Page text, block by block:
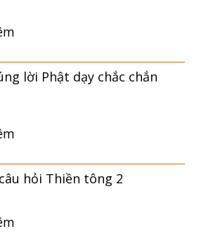
hỏi Thiền tông 1
lời Phật dạy chắc chắn